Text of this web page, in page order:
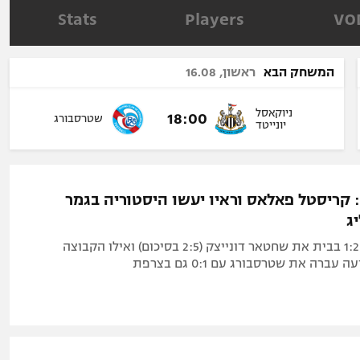
אביב
ליגה סינית
Players
Stats
המשחק הבא ראשון, 16.08
ניוקאסל
יונייטד
18:00 שטרסבורג
קריסטל פאלאס וראיו יעשו היסטוריה בגמר
האנגלים ניצחו 1:2 בבית את שחטאר דונייצק (2:5 בסיכום) ואילו הקבוצה
את שטרסבורג עם 0:1 גם בצרפת